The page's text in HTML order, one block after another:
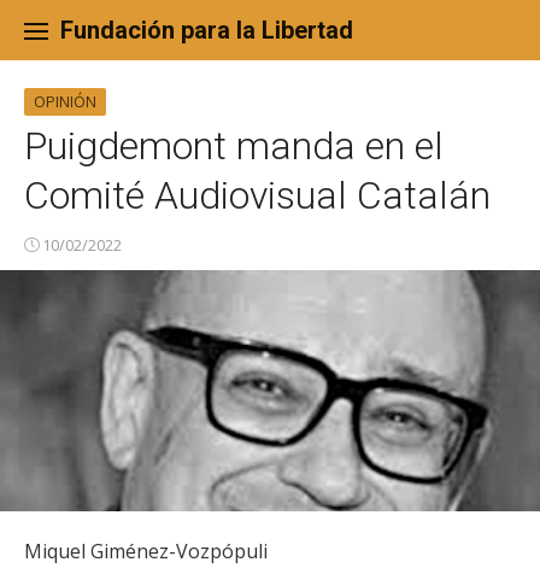
content
Fundación para la Libertad
OPINIÓN
Puigdemont manda en el
Comité Audiovisual Catalán
10/02/2022
Miquel Giménez-Vozpópuli